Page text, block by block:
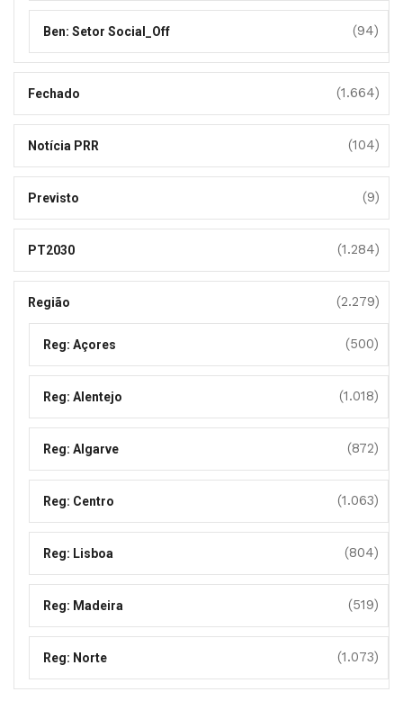
Ben: Setor Social_Off (94)
Fechado (1.664)
Notícia PRR (104)
Previsto (9)
PT2030 (1.284)
Região (2.279)
Reg: Açores (500)
Reg: Alentejo (1.018)
Reg: Algarve (872)
Reg: Centro (1.063)
Reg: Lisboa (804)
Reg: Madeira (519)
Reg: Norte (1.073)